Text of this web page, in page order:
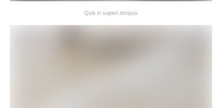
Quis in sapien tempus